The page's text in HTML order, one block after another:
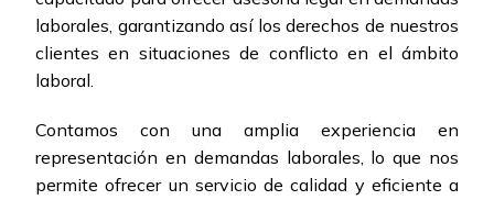
laborales, garantizando así los derechos de nuestros
clientes en situaciones de conflicto en el ámbito
laboral.
Contamos con una amplia experiencia en
representación en demandas laborales, lo que nos
permite ofrecer un servicio de calidad y eficiente a